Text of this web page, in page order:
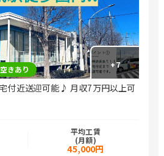
+7
空きあり
付近送迎可能♪ 月収7万円以上可
平均工賃
(月額)
45,000円